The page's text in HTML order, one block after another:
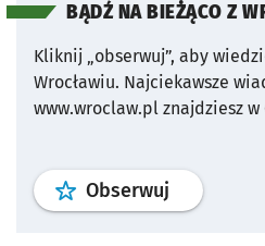
BĄDŹ NA BIEŻĄCO Z
Kliknij „obserwuj”, aby
Wrocławiu. Najciekawsze
www.wroclaw.pl znajdziesz w
Obserwuj profil